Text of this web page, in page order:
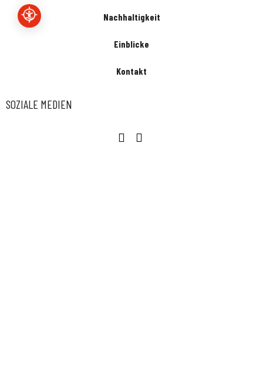
Nachhaltigkeit
Einblicke
Kontakt
SOZIALE MEDIEN